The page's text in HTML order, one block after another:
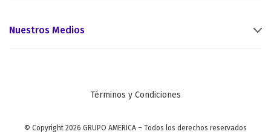
Nuestros Medios
Términos y Condiciones
© Copyright 2026 GRUPO AMERICA – Todos los derechos reservados